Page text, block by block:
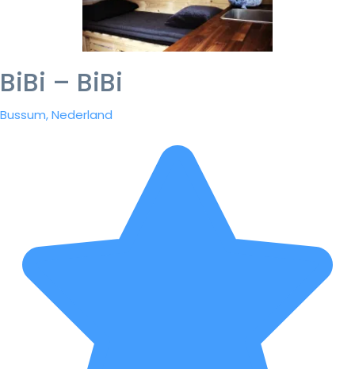
BiBi – BiBi
Bussum, Nederland